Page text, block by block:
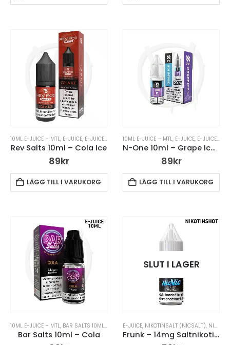
10ML E-JUICE – MTL, E-JUICE, E-JUICE – MTL ,E-JUICE MED NIKOTIN,REV SALTS 10ML
Rev Salts 10ml – Cola Ice
89kr
LÄGG TILL I VARUKORG
10ML E-JUICE – MTL, E-JUICE, E-JUICE MED NIKOTIN
N-One 10ml – Grape Ice – 14mg Nic Salt
89kr
LÄGG TILL I VARUKORG
10ML E-JUICE – MTL, BAR SALTS 10ML, E-JUICE,E-JUICE – MTL,E-JUICE MED NIKOTIN
Bar Salts 10ml – Cola
SLUT I LAGER
E-JUICE, NIKOTINSALT (NICSALT), NIKOTINSHOTS
Frunk – 14mg Saltnikotin Shot 70/30